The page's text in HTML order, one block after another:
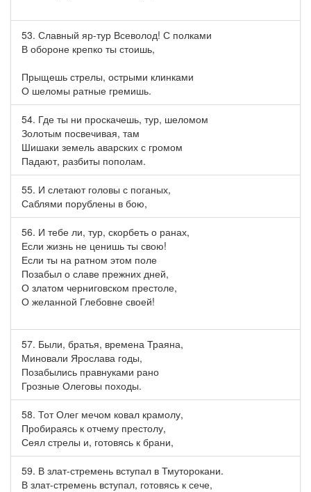
53. Славный яр-тур Всеволод! С полками
В обороне крепко ты стоишь,
Прыщешь стрелы, острыми клинками
О шеломы ратные гремишь.
54. Где ты ни проскачешь, тур, шеломом
Золотым посвечивая, там
Шишаки земель аварских с громом
Падают, разбиты пополам.
55. И слетают головы с поганых,
Саблями порублены в бою,
56. И тебе ли, тур, скорбеть о ранах,
Если жизнь не ценишь ты свою!
Если ты на ратном этом поле
Позабыл о славе прежних дней,
О златом черниговском престоле,
О желанной Глебовне своей!
57. Были, братья, времена Траяна,
Миновали Ярослава годы,
Позабылись правнуками рано
Грозные Олеговы походы.
58. Тот Олег мечом ковал крамолу,
Пробираясь к отчему престолу,
Сеял стрелы и, готовясь к брани,
59. В злат-стремень вступал в Тмуторокани.
В злат-стремень вступал, готовясь к сече,